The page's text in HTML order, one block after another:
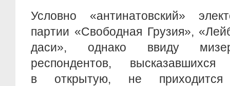
Условно «антинатовский»
партии «Свободная Грузия»,
даси», однако ввиду
респондентов,
в открытую, не приходится